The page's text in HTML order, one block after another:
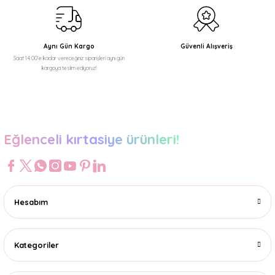
Aynı Gün Kargo
Saat 14:00'e kadar vereceğiniz siparişleri aynı gün
kargoya teslim ediyoruz!
Güvenli Alışveriş
Eğlenceli kırtasiye ürünleri!
Hesabım
Kategoriler